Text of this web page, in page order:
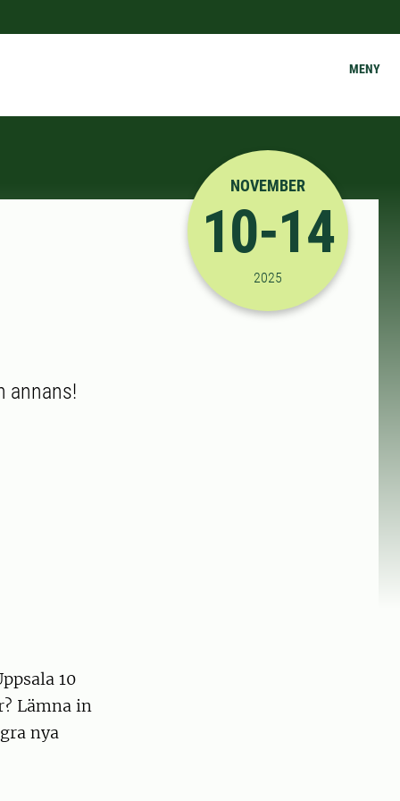
MENY
2025-11-10 00:00:00
NOVEMBER
10-14
2025
annans!
10
Lämna in
nya